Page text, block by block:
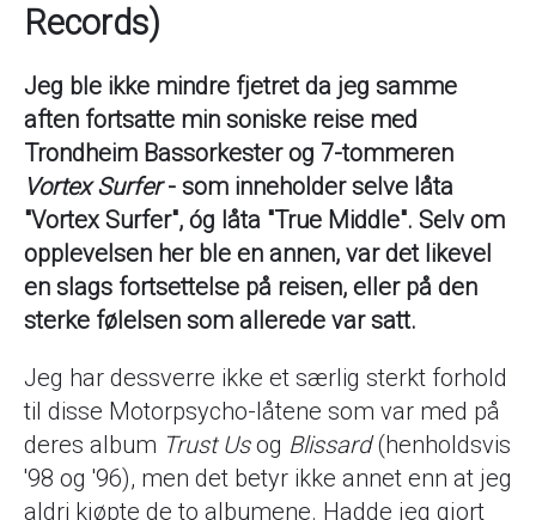
Records)
Jeg ble ikke mindre fjetret da jeg samme
aften fortsatte min soniske reise med
Trondheim Bassorkester og 7-tommeren
Vortex Surfer- som inneholder selve låta
"Vortex Surfer", óg låta "True Middle". Selv om
opplevelsen her ble en annen, var det likevel
en slags fortsettelse på reisen, eller på den
sterke følelsen som allerede var satt.
Jeg har dessverre ikke et særlig sterkt forhold
til disse Motorpsycho-låtene som var med på
deres album Trust Usog Blissard(henholdsvis
'98 og '96), men det betyr ikke annet enn at jeg
aldri kjøpte de to albumene. Hadde jeg gjort